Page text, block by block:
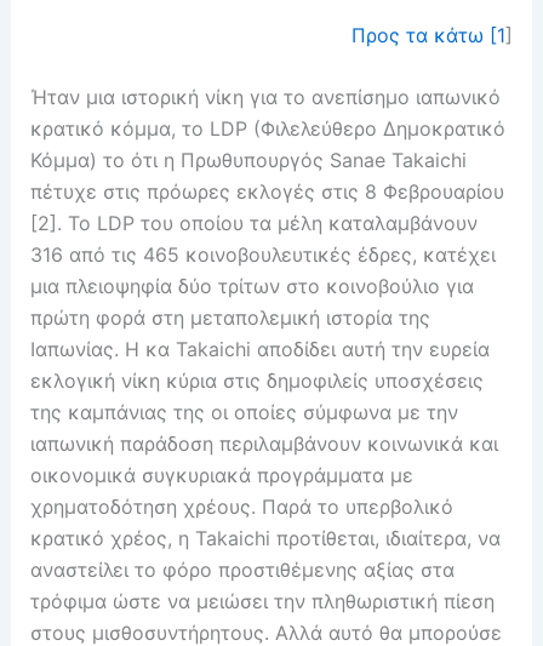
Προς τα κάτω [1]
Ήταν μια ιστορική νίκη για το ανεπίσημο ιαπωνικό
κρατικό κόμμα, το LDP (Φιλελεύθερο Δημοκρατικό
Κόμμα) το ότι η Πρωθυπουργός Sanae Takaichi
πέτυχε στις πρόωρες εκλογές στις 8 Φεβρουαρίου
[2]. Το LDP του οποίου τα μέλη καταλαμβάνουν
316 από τις 465 κοινοβουλευτικές έδρες, κατέχει
μια πλειοψηφία δύο τρίτων στο κοινοβούλιο για
πρώτη φορά στη μεταπολεμική ιστορία της
Ιαπωνίας. Η κα Takaichi αποδίδει αυτή την ευρεία
εκλογική νίκη κύρια στις δημοφιλείς υποσχέσεις
της καμπάνιας της οι οποίες σύμφωνα με την
ιαπωνική παράδοση περιλαμβάνουν κοινωνικά και
οικονομικά συγκυριακά προγράμματα με
χρηματοδότηση χρέους. Παρά το υπερβολικό
κρατικό χρέος, η Takaichi προτίθεται, ιδιαίτερα, να
αναστείλει το φόρο προστιθέμενης αξίας στα
τρόφιμα ώστε να μειώσει την πληθωριστική πίεση
στους μισθοσυντήρητους. Αλλά αυτό θα μπορούσε